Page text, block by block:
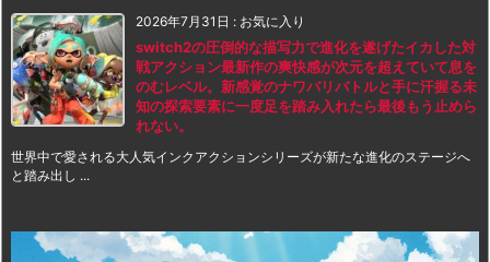
2026年7月31日 : お気に入り
switch2の圧倒的な描写力で進化を遂げたイカした対
戦アクション最新作の爽快感が次元を超えていて息を
のむレベル。新感覚のナワバリバトルと手に汗握る未
知の探索要素に一度足を踏み入れたら最後もう止めら
れない。
世界中で愛される大人気インクアクションシリーズが新たな進化のステージへ
と踏み出し ...